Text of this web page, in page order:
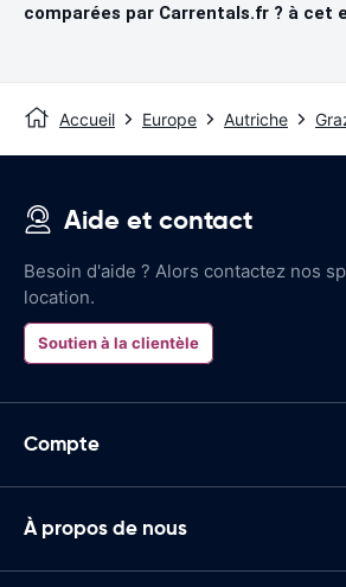
comparées par Carrentals.fr ? à cet
Accueil Europe Autriche
Aide et contact
Besoin d'aide ? Alors contactez nos
location.
Soutien à la clientèle
Compte
À propos de nous